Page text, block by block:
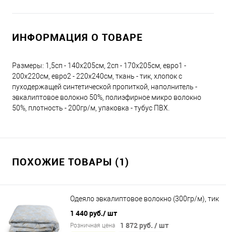
ИНФОРМАЦИЯ О ТОВАРЕ
Размеры: 1,5сп - 140х205см, 2сп - 170х205см, евро1 -
200х220см, евро2 - 220х240см, ткань - тик, хлопок с
пуходержащей синтетической пропиткой, наполнитель -
эвкалиптовое волокно 50%, полиэфирное микро волокно
50%, плотность - 200гр/м, упаковка - тубус ПВХ.
ПОХОЖИЕ ТОВАРЫ (1)
Одеяло эвкалиптовое волокно (300гр/м), тик
1 440 руб./ шт
1 872 руб. / шт
Розничная цена